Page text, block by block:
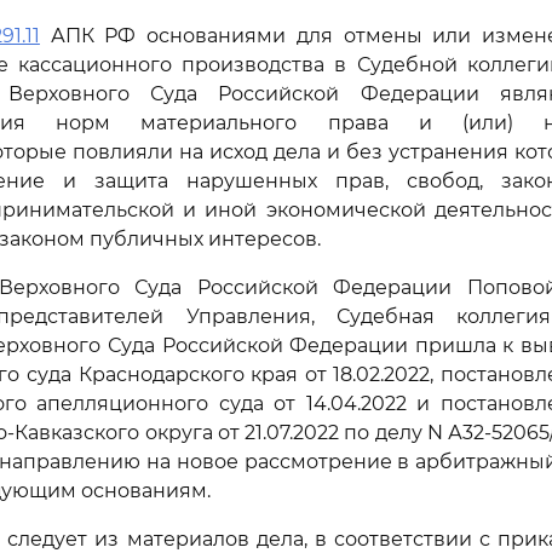
АПК РФ основаниями для отмены или
кассационного производства в Судебной
Суда Российской Федерации
норм материального права и (или)
повлияли на исход дела и без устранения
и защита нарушенных прав, свобод,
и иной экономической
публичных интересов.
Суда Российской Федерации Поповой
Управления, Судебная
Суда Российской Федерации пришла к
Краснодарского края от 18.02.2022,
апелляционного суда от 14.04.2022 и
округа от 21.07.2022 по делу N А32-
на новое рассмотрение в
основаниям.
из материалов дела, в соответствии с